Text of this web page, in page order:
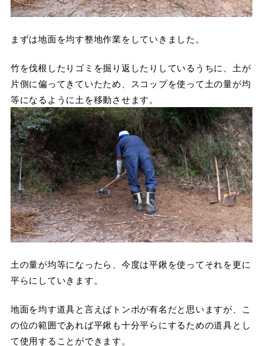
まずは地面を均す整地作業をしていきました。
竹を伐根したりゴミを掘り返したりしているうちに、土が
片側に偏ってきていたため、スコップを使って土の量が均
等になるように土を移動させます。
土の量が均等になったら、今度は平鍬を使ってそれを更に
平らにしていきます。
地面を均す道具と言えばトンボが有名だと思いますが、こ
の位の範囲であれば平鍬も十分平らにするための道具とし
て使用することができます。